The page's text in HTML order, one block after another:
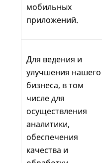
мобильных
приложений.
Для ведения и
улучшения нашего
бизнеса, в том
числе для
осуществления
аналитики,
обеспечения
качества и